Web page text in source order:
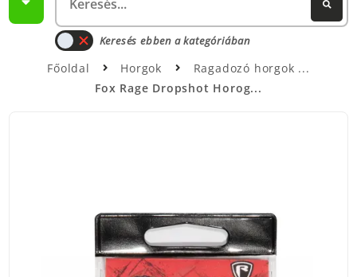
Keresés ebben a kategóriában
Főoldal Horgok
Ragadozó horgok
Fox Rage Dropshot Horog...